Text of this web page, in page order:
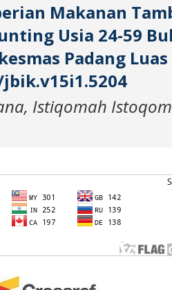
Makanan
Usia 24-59
Padang Luas
jbik.v15i1.5204
Istiqomah